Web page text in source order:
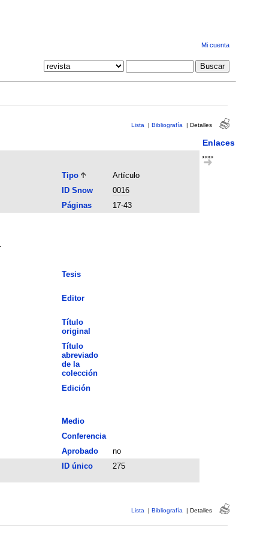
Mi cuenta
Lista | Bibliografía | Detalles
Enlaces
Tipo
Artículo
ID Snow
0016
Páginas
17-43
Tesis
Editor
Título
original
Título
abreviado
de la
colección
Edición
Medio
Conferencia
Aprobado
no
ID único 275
Lista | Bibliografía | Detalles